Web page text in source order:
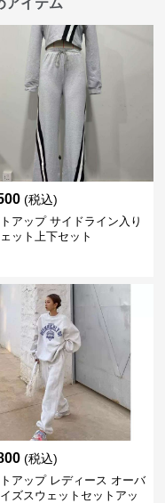
アイテム
(税込)
アップ サイドライン入り
ット上下セット
(税込)
アップ レディース オーバ
ズスウェットセットアッ